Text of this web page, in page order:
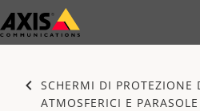
Salta
al
SCHERMI DI PROTEZIONE
ATMOSFERICI E PARASOLE